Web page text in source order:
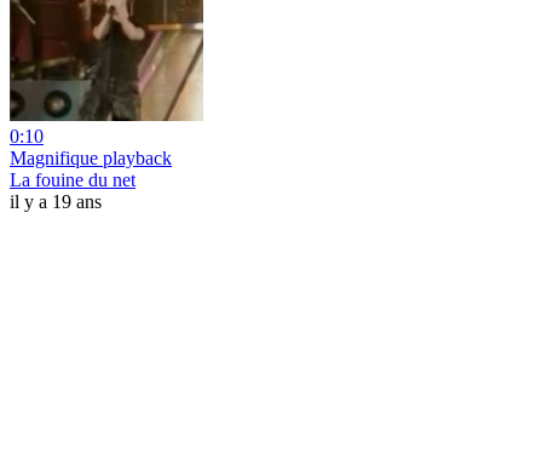
0:10
Magnifique playback
La fouine du net
il y a 19 ans